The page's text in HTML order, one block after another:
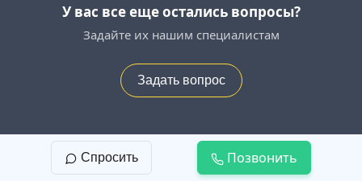
У вас все еще остались вопросы?
Задайте их нашим специалистам
Задать вопрос
Монтаж потолков из гипсокартона в Кургане
Оставьте заявку прямо сейчас
Спросить Позвонить